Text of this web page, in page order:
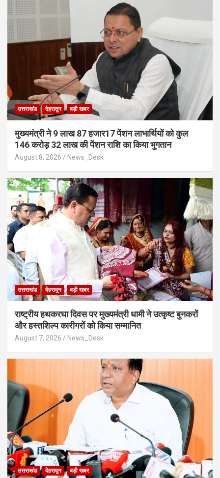
उत्तराखंड देहरादून बड़ी खबर
मुख्यमंत्री ने 9 लाख 87 हजार17 पेंशन लाभार्थियों को कुल
146 करोड़ 32 लाख की पेंशन राशि का किया भुगतान
August 8, 2026 News_Desk
उत्तराखंड देहरादून बड़ी खबर
राष्ट्रीय हथकरघा दिवस पर मुख्यमंत्री धामी ने उत्कृष्ट बुनकरों
और हस्तशिल्प कारीगरों को किया सम्मानित
August 7, 2026 News_Desk
उत्तराखंड देहरादून बड़ी खबर